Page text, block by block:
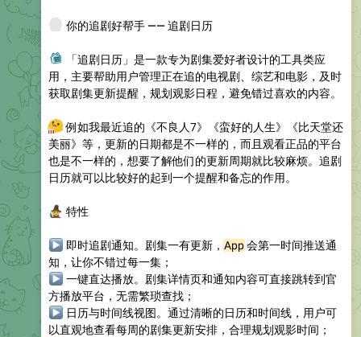
你的追剧好帮手 —— 追剧日历
「追剧日历」是一款专为剧集爱好者设计的工具类应
用，主要帮助用户管理正在追的电视剧、综艺和电影，及时
获取剧集更新提醒，规划观影日程，避免错过喜欢的内容。
例如我最近追的《不良人7》《蛮好的人生》《比天堂还
美丽》等，更新的日期都是不一样的，而且观看正品的平台
也是不一样的，想要了解他们的更新周期就比较麻烦。追剧
日历就可以比较好的起到一个提醒和备忘的作用。
特性
即时追剧通知。剧集一有更新， App会第一时间推送通
知，让你不错过每一集；
一键直达播放。剧集详情页和通知内容可直接跳转到官
方播放平台，无需繁琐查找；
日历与时间线视图 。通过清晰的日历和时间线，用户可
以直观地查看每周的剧集更新安排，合理规划观影时间；